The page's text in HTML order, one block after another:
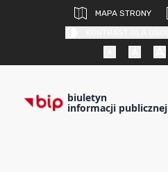
MAPA STRONY
biuletyn
informacji publicznej